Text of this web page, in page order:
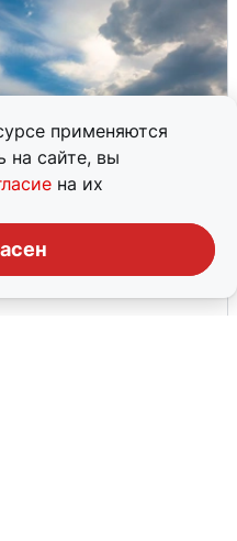
применяются
на сайте, вы
на их
о